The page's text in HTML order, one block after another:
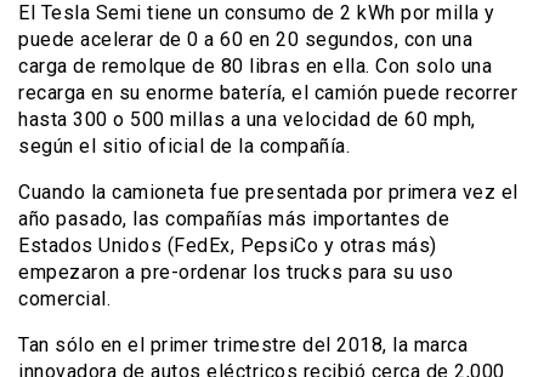
El Tesla Semi tiene un consumo de 2 kWh por milla y
puede acelerar de 0 a 60 en 20 segundos, con una
carga de remolque de 80 libras en ella. Con solo una
recarga en su enorme batería, el camión puede recorrer
hasta 300 o 500 millas a una velocidad de 60 mph,
según el sitio oficial de la compañía.
Cuando la camioneta fue presentada por primera vez el
año pasado, las compañías más importantes de
Estados Unidos (FedEx, PepsiCo y otras más)
empezaron a pre-ordenar los trucks para su uso
comercial.
Tan sólo en el primer trimestre del 2018, la marca
innovadora de autos eléctricos recibió cerca de 2,000